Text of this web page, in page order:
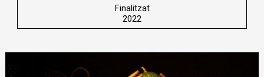
Finalitzat
2022